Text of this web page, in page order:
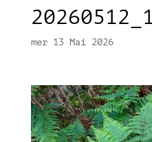
mer 13 Mai 2026